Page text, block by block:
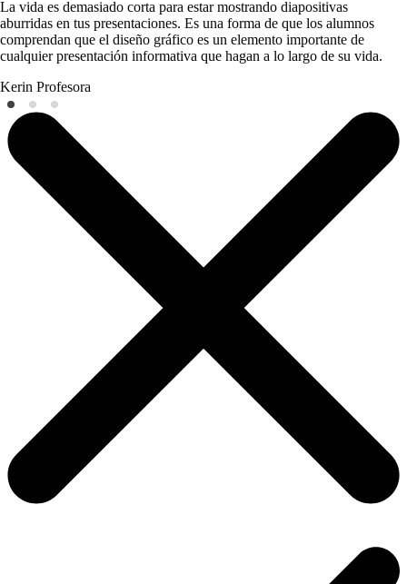
La vida es demasiado corta para estar mostrando diapositivas
aburridas en tus presentaciones. Es una forma de que los alumnos
comprendan que el diseño gráfico es un elemento importante de
cualquier presentación informativa que hagan a lo largo de su vida.
Kerin Profesora